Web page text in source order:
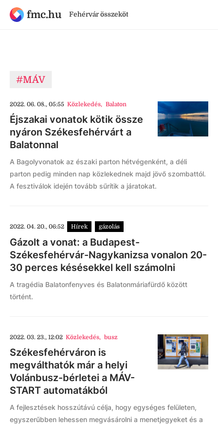
fmc.hu Fehérvár összeköt
#MÁV
2022. 06. 08., 05:55 Közlekedés, Balaton
Éjszakai vonatok kötik össze
nyáron Székesfehérvárt a
Balatonnal
A Bagolyvonatok az északi parton hétvégenként, a déli
parton pedig minden nap közlekednek majd jövő szombattól.
A fesztiválok idején tovább sűrítik a járatokat.
2022. 04. 20., 06:52 Hírek gázolás
Gázolt a vonat: a Budapest-
Székesfehérvár-Nagykanizsa vonalon 20-
30 perces késésekkel kell számolni
A tragédia Balatonfenyves és Balatonmáriafürdő között
történt.
2022. 03. 23., 12:02 Közlekedés, busz
Székesfehérváron is
megválthatók már a helyi
Volánbusz-bérletei a MÁV-
START automatákból
A fejlesztések hosszútávú célja, hogy egységes felületen,
egyszerűbben lehessen megvásárolni a menetjegyeket és a